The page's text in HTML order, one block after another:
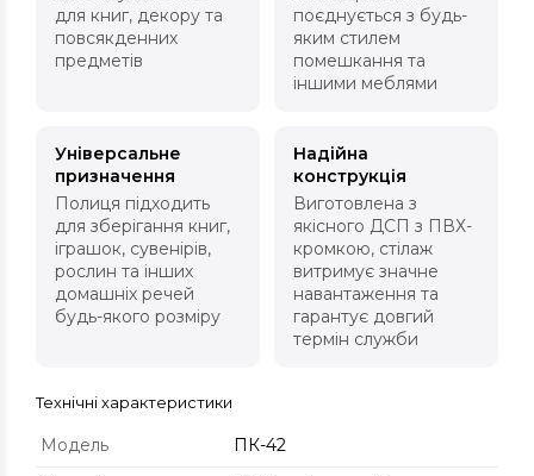
для книг, декору та
повсякденних
предметів
поєднується з будь-
яким стилем
помешкання та
іншими меблями
Універсальне
призначення
Полиця підходить
для зберігання книг,
іграшок, сувенірів,
рослин та інших
домашніх речей
будь-якого розміру
Надійна
конструкція
Виготовлена з
якісного ДСП з ПВХ-
кромкою, стілаж
витримує значне
навантаження та
гарантує довгий
термін служби
Технічні характеристики
Модель
ПК-42